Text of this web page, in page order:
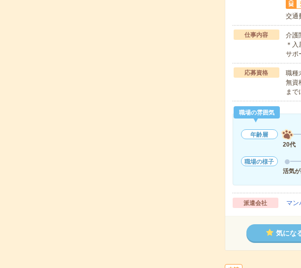
交通
仕事内容
介護
＊
サポ
応募資格
職種
無資
まで
職場の雰囲気
年齢層
20代
職場の様子
活気
派遣会社 マ
気にな